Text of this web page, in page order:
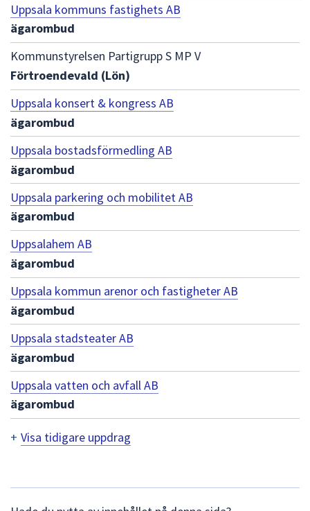
Uppsala kommuns fastighets AB
ägarombud
Kommunstyrelsen Partigrupp S MP V
Förtroendevald (Lön)
Uppsala konsert & kongress AB
ägarombud
Uppsala bostadsförmedling AB
ägarombud
Uppsala parkering och mobilitet AB
ägarombud
Uppsalahem AB
ägarombud
Uppsala kommun arenor och fastigheter AB
ägarombud
Uppsala stadsteater AB
ägarombud
Uppsala vatten och avfall AB
ägarombud
+ Visa tidigare uppdrag
i
d